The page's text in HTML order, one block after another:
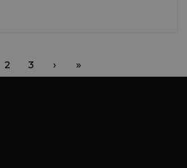
2 3 › »